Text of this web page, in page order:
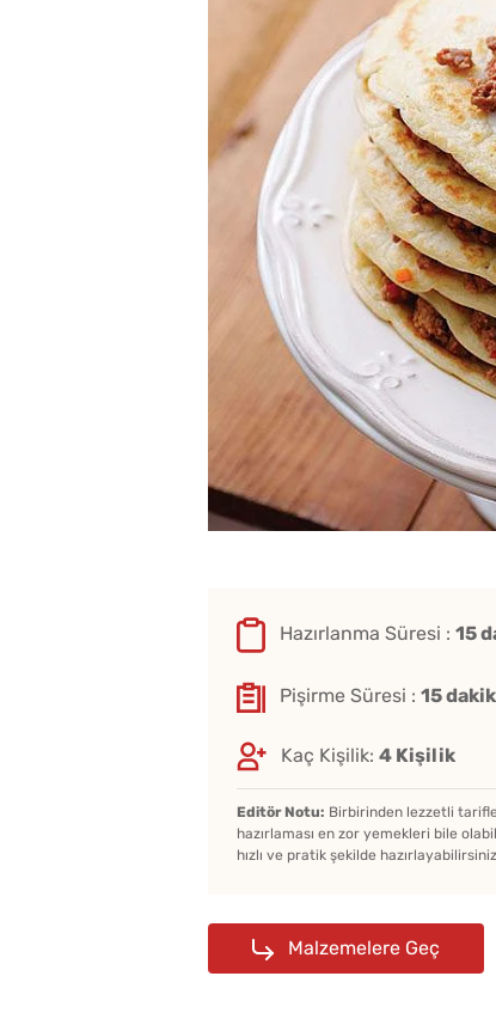
Hazırlanma Süresi : 15
Pişirme Süresi : 15
Kaç Kişilik: 4 Kişilik
Editör Notu: Birbirinden lezzetli
hazırlaması en zor yemekleri bile
hızlı ve pratik şekilde
Malzemelere Geç